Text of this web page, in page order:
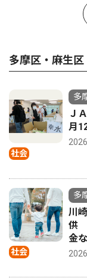
多摩区・麻生
社会
多
Ｊ
月
社会
多
川
供
金